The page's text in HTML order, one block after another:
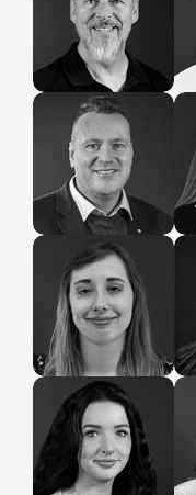
Mario
CEO
Tim
People and
Administration
Domi
People and
Culture
Selina
Verwaltung